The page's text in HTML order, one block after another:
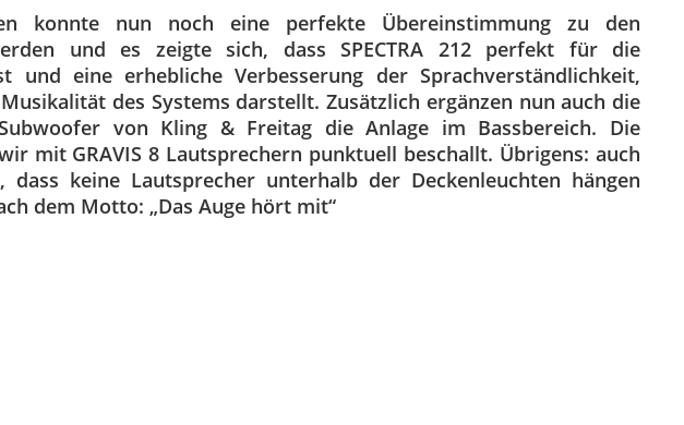
konnte nun noch eine perfekte Übereinstimmung zu den
und es zeigte sich, dass SPECTRA 212 perfekt für die
und eine erhebliche Verbesserung der Sprachverständlichkeit,
des Systems darstellt. Zusätzlich ergänzen nun auch die
von Kling & Freitag die Anlage im Bassbereich. Die
mit GRAVIS 8 Lautsprechern punktuell beschallt. Übrigens: auch
keine Lautsprecher unterhalb der Deckenleuchten hängen
dem Motto: „Das Auge hört mit“